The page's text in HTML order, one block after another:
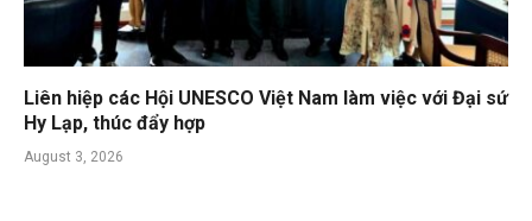
Liên hiệp các Hội UNESCO Việt Nam làm việc với Đại sứ
Hy Lạp, thúc đẩy hợp
August 3, 2026